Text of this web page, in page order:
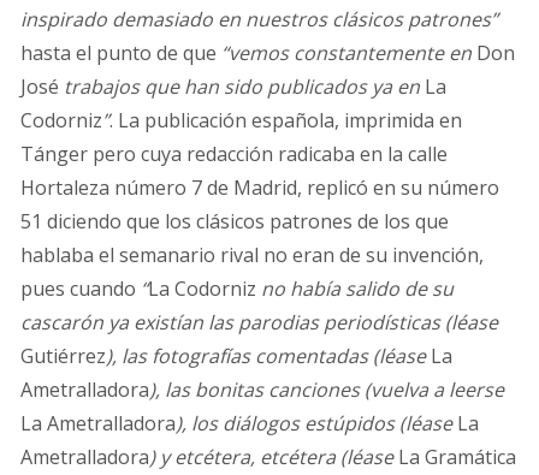
inspirado demasiado en nuestros clásicos patrones”
hasta el punto de que “vemos constantemente en Don
José trabajos que han sido publicados ya en La
Codorniz”. La publicación española, imprimida en
Tánger pero cuya redacción radicaba en la calle
Hortaleza número 7 de Madrid, replicó en su número
51 diciendo que los clásicos patrones de los que
hablaba el semanario rival no eran de su invención,
pues cuando “La Codorniz no había salido de su
cascarón ya existían las parodias periodísticas (léase
Gutiérrez), las fotografías comentadas (léaseLa
Ametralladora), las bonitas canciones (vuelva a leerse
La Ametralladora), los diálogos estúpidos (léaseLa
Ametralladora) y etcétera, etcétera (léaseLa Gramática